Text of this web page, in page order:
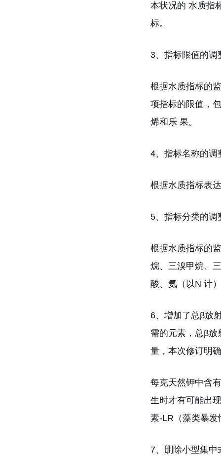
本状况的 水质指
标。
3、指标限值的调
根据水质指标的
项指标的限值，
烯和乐 果。
4、指标名称的调
根据水质指标表
5、指标分类的调
根据水质指标的
烷、三溴甲烷、
酸、氨（以N 计
6、增加了总β放
需的元素，总β
量，本次修订明
每克天然钾中含
生时才有可能出
素-LR（藻类暴
7、删除小型集